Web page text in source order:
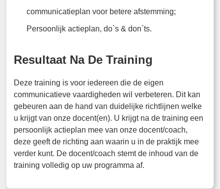
communicatieplan voor betere afstemming;
Persoonlijk actieplan, do`s & don`ts.
Resultaat Na De Training
Deze training is voor iedereen die de eigen
communicatieve vaardigheden wil verbeteren. Dit kan
gebeuren aan de hand van duidelijke richtlijnen welke
u krijgt van onze docent(en). U krijgt na de training een
persoonlijk actieplan mee van onze docent/coach,
deze geeft de richting aan waarin u in de praktijk mee
verder kunt. De docent/coach stemt de inhoud van de
training volledig op uw programma af.